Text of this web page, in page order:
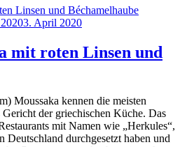
3. April 2020
mit roten Linsen und
Moussaka kennen die meisten
der griechischen Küche. Das
mit Namen wie „Herkules“,
Deutschland durchgesetzt haben und